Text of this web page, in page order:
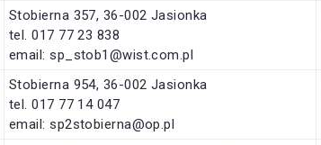
Stobierna 357, 36-002 Jasionka
tel. 017 77 23 838
email: sp_stob1@wist.com.pl
Stobierna 954, 36-002 Jasionka
tel. 017 77 14 047
email: sp2stobierna@op.pl